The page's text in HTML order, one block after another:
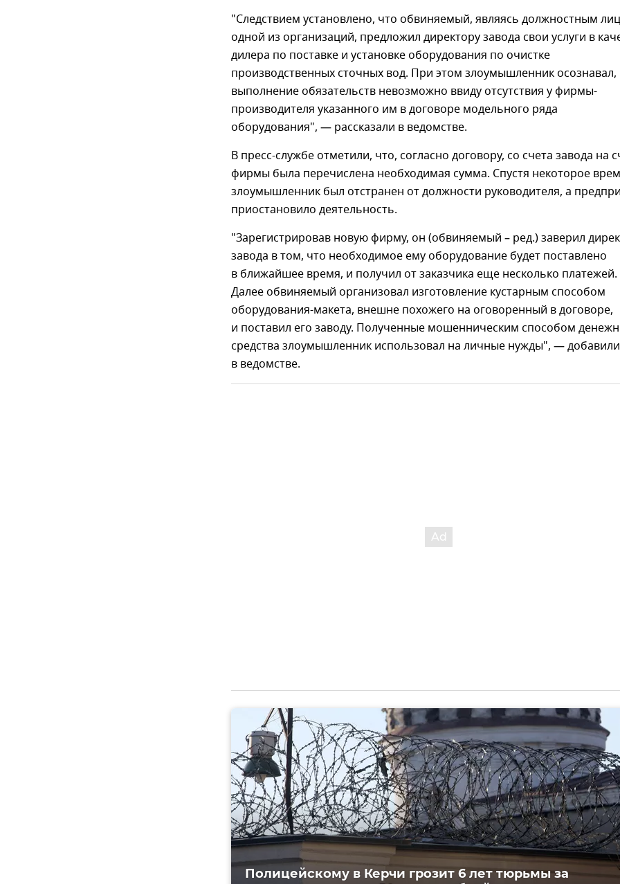
"Следствием установлено, что обвиняемый, являясь должностным
одной из организаций, предложил директору завода свои услуги в
дилера по поставке и установке оборудования по очистке
производственных сточных вод. При этом злоумышленник осознавал,
выполнение обязательств невозможно ввиду отсутствия у фирмы-
производителя указанного им в договоре модельного ряда
оборудования", — рассказали в ведомстве.
В пресс-службе отметили, что, согласно договору, со счета завода на
фирмы была перечислена необходимая сумма. Спустя некоторое
злоумышленник был отстранен от должности руководителя, а
приостановило деятельность.
"Зарегистрировав новую фирму, он (обвиняемый – ред.) заверил
завода в том, что необходимое ему оборудование будет поставлено
в ближайшее время, и получил от заказчика еще несколько платежей.
Далее обвиняемый организовал изготовление кустарным способом
оборудования-макета, внешне похожего на оговоренный в договоре,
и поставил его заводу. Полученные мошенническим способом
средства злоумышленник использовал на личные нужды", — добавили
в ведомстве.
Полицейскому в Керчи грозит 6 лет тюрьмы за